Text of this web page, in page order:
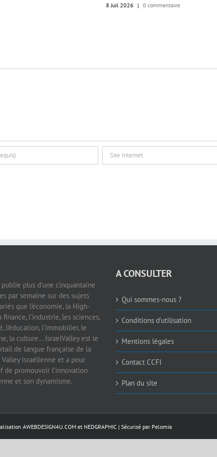
8 Juil 2026 | 0 commentaire
plus d’une cinquantaine
par semaine sur des sujets
que l’économie, la High-
finance, l’industrie, les sciences,
l’éducation, l’immobilier, le
la culture… IsraelValley est le
de langue française de la
israélienne et a pour
de promouvoir l’innovation
et son dynamisme.
A CONSULTER
Qui sommes-nous ?
Conditions d’utilisation
Mentions légales
Contact CCFI
Plan du site
AWEBDESIGN4U.COM et NEDGRAPHIC | Sécurisé par Pelomia